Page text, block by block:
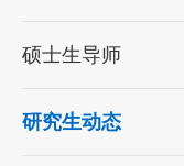
硕士生导师
研究生动态